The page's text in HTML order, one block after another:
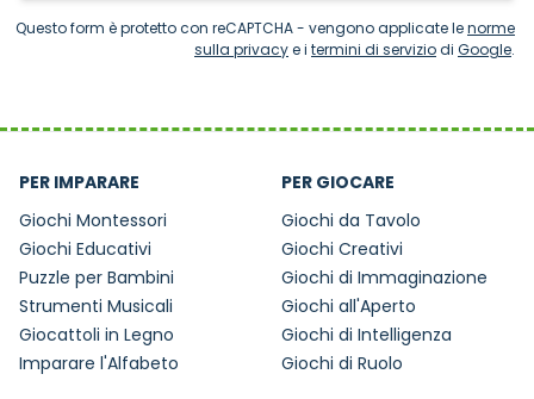
Questo form è protetto con reCAPTCHA - vengono applicate lenorme
sulla privacye i termini di serviziodi Google.
PER IMPARARE
Giochi Montessori
Giochi Educativi
Puzzle per Bambini
Strumenti Musicali
Giocattoli in Legno
Imparare l'Alfabeto
PER GIOCARE
Giochi da Tavolo
Giochi Creativi
Giochi di Immaginazione
Giochi all'Aperto
Giochi di Intelligenza
Giochi di Ruolo